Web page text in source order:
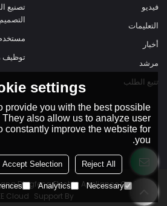
فيديو
التعليمات
أخبار
مرشد
تتبع الطلب
تصنيع
توظيف
Dingfeng Electric Appliance Co.,Ltd.
Support By
Cloud
settings
provide you with the best possible
also allow us to analyze user
constantly improve the website for
you.
Reject All
Accept Selection
Necessary
Analytics